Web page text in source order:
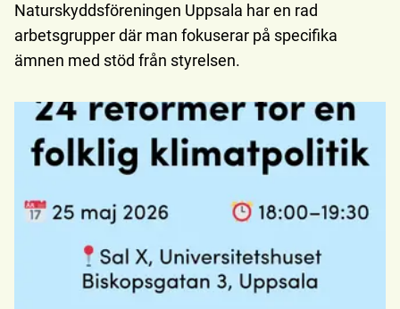
Naturskyddsföreningen Uppsala har en rad
arbetsgrupper där man fokuserar på specifika
ämnen med stöd från styrelsen.